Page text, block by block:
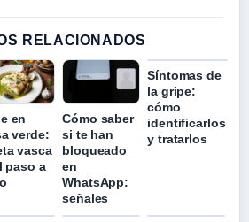
RELACIONADOS
en
verde:
vasca
paso a
Cómo saber
si te han
bloqueado
en
WhatsApp:
señales
Síntomas de
la gripe:
cómo
identificarlos
y tratarlos